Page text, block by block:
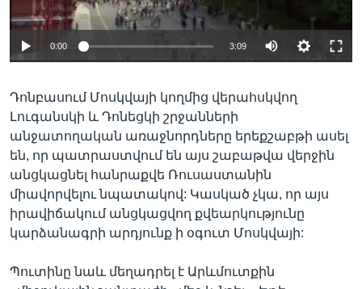
0:00 3:09
Դոնբասում Մոսկվայի կողմից վերահսկվող
Լուգանսկի և Դոնեցկի շրջանների
անջատողական առաջնորդները երեքշաբթի ասել
են, որ պատրաստվում են այս շաբաթվա վերջին
անցկացնել հանրաքվե Ռուսաստանին
միավորվելու նպատակով: Կասկած չկա, որ այս
իրավիճակում անցկացվող քվեարկությունը
կարձանագրի արդյունք ի օգուտ Մոսկվայի:
Պուտինը նաև մեղադրել է Արևմուտքին